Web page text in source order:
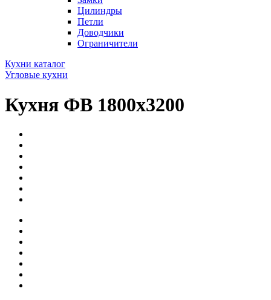
Цилиндры
Петли
Доводчики
Ограничители
Кухни каталог
Угловые кухни
Кухня ФВ 1800х3200